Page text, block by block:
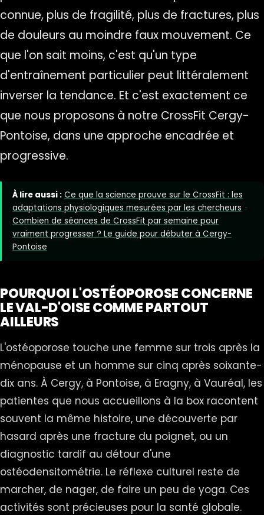
connue, plus de fragilité, plus de fractures, plus
de douleurs au moindre faux mouvement. Ce
que l'on sait moins, c'est qu'un type
d'entraînement particulier peut littéralement
inverser la tendance. Et c'est exactement ce
que nous proposons à notre CrossFit Cergy-
Pontoise, dans une approche encadrée et
progressive.
À lire aussi : Ce que la science prouve sur le CrossFit : les
adaptations physiologiques mesurées par les chercheurs ·
Combien de séances de CrossFit par semaine pour
vraiment progresser ? Le guide pour débuter à Cergy-
Pontoise
POURQUOI L'OSTÉOPOROSE CONCERNE
LE VAL-D'OISE COMME PARTOUT
AILLEURS
L'ostéoporose touche une femme sur trois après la
ménopause et un homme sur cinq après soixante-
dix ans. À Cergy, à Pontoise, à Eragny, à Vauréal, les
patientes que nous accueillons à la box racontent
souvent la même histoire, une découverte par
hasard après une fracture du poignet, ou un
diagnostic tardif au détour d'une
ostéodensitométrie. Le réflexe culturel reste de
marcher, de nager, de faire un peu de yoga. Ces
activités sont précieuses pour la santé globale.